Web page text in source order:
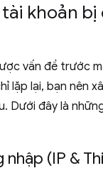
khoản bị
vấn đề trước
lặp lại, bạn nên
Dưới đây là
(IP &